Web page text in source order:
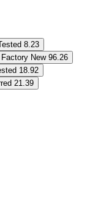
8.23
New96.26
18.92
21.39